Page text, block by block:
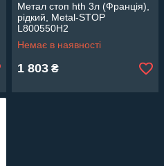
Метал стоп hth 3л (Франція),
рідкий, Metal-STOP
L800550H2
Немає в наявності
1 803 ₴